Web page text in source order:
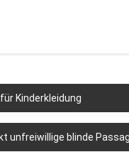
Kinderkleidung
unfreiwillige blinde